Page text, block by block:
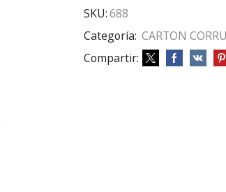
SKU:688
Categoría: CARTON
Compartir: